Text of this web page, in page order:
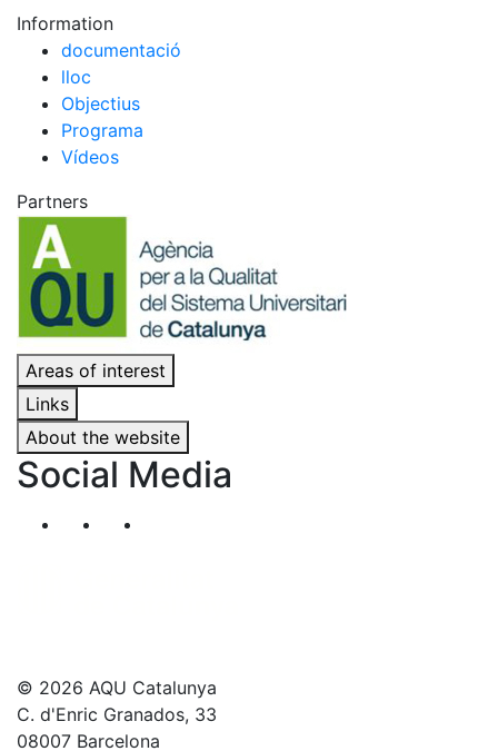
Information
documentació
lloc
Objectius
Programa
Vídeos
Partners
Areas of interest
Links
About the website
Social Media
Segueix-nos al nostre canal de Twitter
© 2026 AQU Catalunya
C. d'Enric Granados, 33
08007 Barcelona